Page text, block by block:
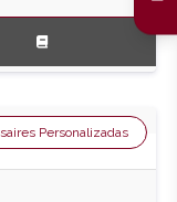
Personalizadas